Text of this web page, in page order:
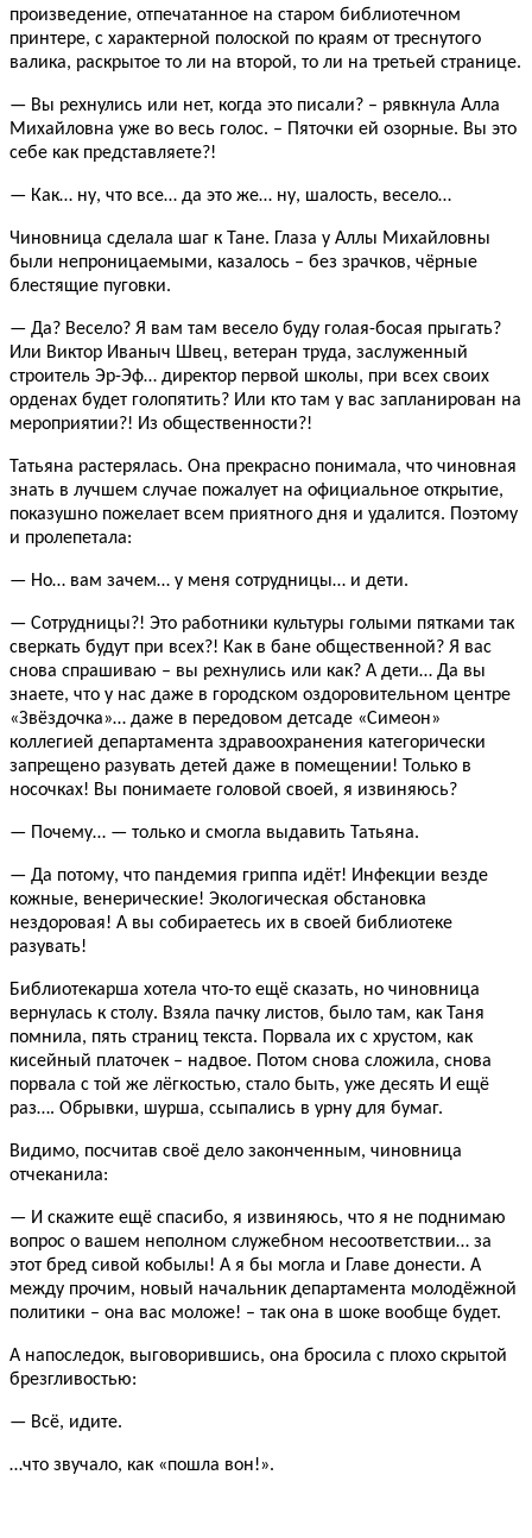
произведение, отпечатанное на старом библиотечном
принтере, с характерной полоской по краям от треснутого
валика, раскрытое то ли на второй, то ли на третьей странице.
— Вы рехнулись или нет, когда это писали? – рявкнула Алла
Михайловна уже во весь голос. – Пяточки ей озорные. Вы это
себе как представляете?!
— Как… ну, что все… да это же… ну, шалость, весело…
Чиновница сделала шаг к Тане. Глаза у Аллы Михайловны
были непроницаемыми, казалось – без зрачков, чёрные
блестящие пуговки.
— Да? Весело? Я вам там весело буду голая-босая прыгать?
Или Виктор Иваныч Швец, ветеран труда, заслуженный
строитель Эр-Эф… директор первой школы, при всех своих
орденах будет голопятить? Или кто там у вас запланирован на
мероприятии?! Из общественности?!
Татьяна растерялась. Она прекрасно понимала, что чиновная
знать в лучшем случае пожалует на официальное открытие,
показушно пожелает всем приятного дня и удалится. Поэтому
и пролепетала:
— Но… вам зачем… у меня сотрудницы… и дети.
— Сотрудницы?! Это работники культуры голыми пятками так
сверкать будут при всех?! Как в бане общественной? Я вас
снова спрашиваю – вы рехнулись или как? А дети… Да вы
знаете, что у нас даже в городском оздоровительном центре
«Звёздочка»… даже в передовом детсаде «Симеон»
коллегией департамента здравоохранения категорически
запрещено разувать детей даже в помещении! Только в
носочках! Вы понимаете головой своей, я извиняюсь?
— Почему… — только и смогла выдавить Татьяна.
— Да потому, что пандемия гриппа идёт! Инфекции везде
кожные, венерические! Экологическая обстановка
нездоровая! А вы собираетесь их в своей библиотеке
разувать!
Библиотекарша хотела что-то ещё сказать, но чиновница
вернулась к столу. Взяла пачку листов, было там, как Таня
помнила, пять страниц текста. Порвала их с хрустом, как
кисейный платочек – надвое. Потом снова сложила, снова
порвала с той же лёгкостью, стало быть, уже десять И ещё
раз…. Обрывки, шурша, ссыпались в урну для бумаг.
Видимо, посчитав своё дело законченным, чиновница
отчеканила:
— И скажите ещё спасибо, я извиняюсь, что я не поднимаю
вопрос о вашем неполном служебном несоответствии… за
этот бред сивой кобылы! А я бы могла и Главе донести. А
между прочим, новый начальник департамента молодёжной
политики – она вас моложе! – так она в шоке вообще будет.
А напоследок, выговорившись, она бросила с плохо скрытой
брезгливостью:
— Всё, идите.
…что звучало, как «пошла вон!».